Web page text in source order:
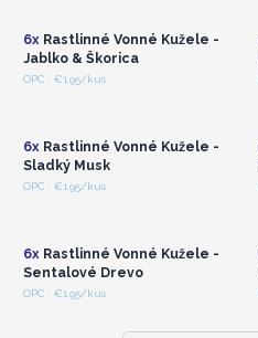
6xRastlinné Vonné Kužele -
Jablko & Škorica
OPC : €1.95/kusPrihláste sa alebo
6xRastlinné Vonné Kužele -
Sladký Musk
OPC : €1.95/kusPrihláste sa alebo
6xRastlinné Vonné Kužele -
Sentalové Drevo
OPC : €1.95/kus